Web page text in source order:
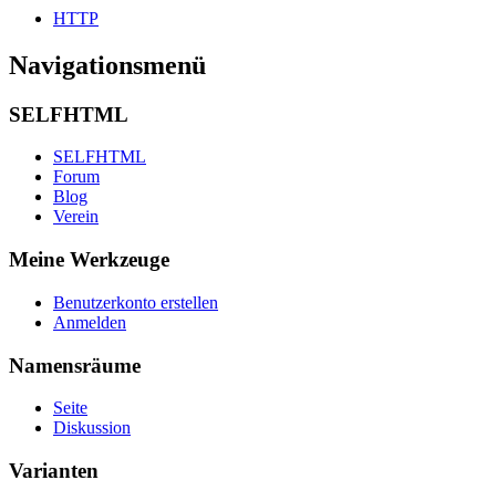
HTTP
Navigationsmenü
SELFHTML
SELFHTML
Forum
Blog
Verein
Meine Werkzeuge
Benutzerkonto erstellen
Anmelden
Namensräume
Seite
Diskussion
Varianten